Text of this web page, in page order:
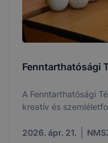
Fenntarthatósági
A Fenntarthatósági
kreatív és
2026. ápr. 21.